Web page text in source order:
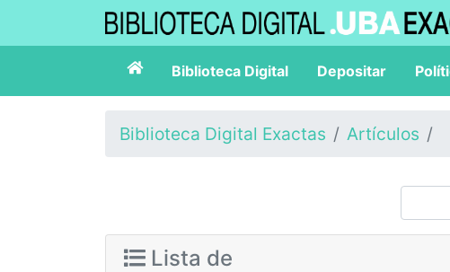
Biblioteca Digital Depositar
Biblioteca Digital Exactas Artículos
Lista de